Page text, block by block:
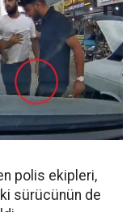
polis ekipleri,
sürücünün de